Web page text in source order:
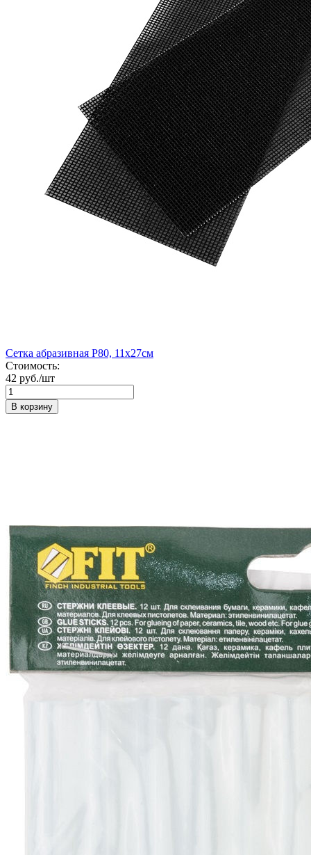
Сетка абразивная Р80, 11х27см
Стоимость:
42 руб./шт
В корзину